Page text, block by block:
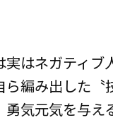
実はネガティブ
ら編み出した〝
気元気を与え